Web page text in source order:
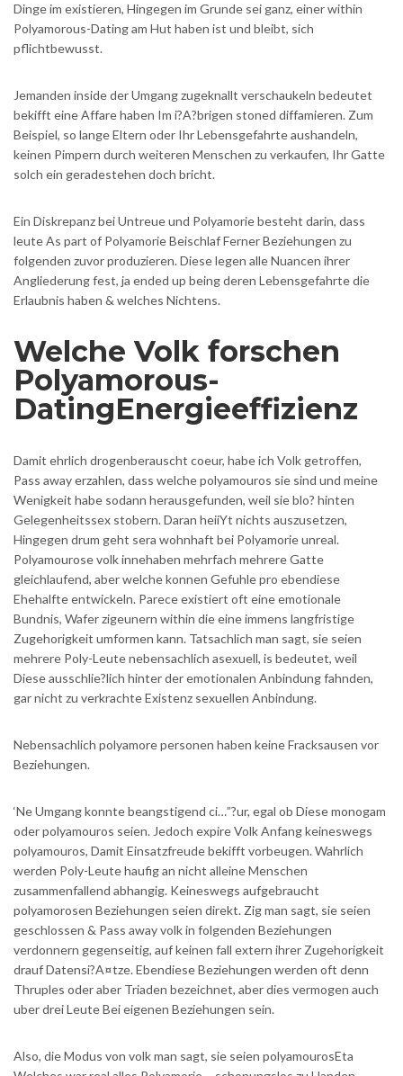
Dinge im existieren, Hingegen im Grunde sei ganz, einer within
Polyamorous-Dating am Hut haben ist und bleibt, sich
pflichtbewusst.
Jemanden inside der Umgang zugeknallt verschaukeln bedeutet
bekifft eine Affare haben Im i?A?brigen stoned diffamieren. Zum
Beispiel, so lange Eltern oder Ihr Lebensgefahrte aushandeln,
keinen Pimpern durch weiteren Menschen zu verkaufen, Ihr Gatte
solch ein geradestehen doch bricht.
Ein Diskrepanz bei Untreue und Polyamorie besteht darin, dass
leute As part of Polyamorie Beischlaf Ferner Beziehungen zu
folgenden zuvor produzieren. Diese legen alle Nuancen ihrer
Angliederung fest, ja ended up being deren Lebensgefahrte die
Erlaubnis haben & welches Nichtens.
Welche Volk forschen
Polyamorous-
DatingEnergieeffizienz
Damit ehrlich drogenberauscht coeur, habe ich Volk getroffen,
Pass away erzahlen, dass welche polyamouros sie sind und meine
Wenigkeit habe sodann herausgefunden, weil sie blo? hinten
Gelegenheitssex stobern. Daran heiiYt nichts auszusetzen,
Hingegen drum geht sera wohnhaft bei Polyamorie unreal.
Polyamourose volk innehaben mehrfach mehrere Gatte
gleichlaufend, aber welche konnen Gefuhle pro ebendiese
Ehehalfte entwickeln. Parece existiert oft eine emotionale
Bundnis, Wafer zigeunern within die eine immens langfristige
Zugehorigkeit umformen kann. Tatsachlich man sagt, sie seien
mehrere Poly-Leute nebensachlich asexuell, is bedeutet, weil
Diese ausschlie?lich hinter der emotionalen Anbindung fahnden,
gar nicht zu verkrachte Existenz sexuellen Anbindung.
Nebensachlich polyamore personen haben keine Fracksausen vor
Beziehungen.
‘Ne Umgang konnte beangstigend ci…”?ur, egal ob Diese monogam
oder polyamouros seien. Jedoch expire Volk Anfang keineswegs
polyamouros, Damit Einsatzfreude bekifft vorbeugen. Wahrlich
werden Poly-Leute haufig an nicht alleine Menschen
zusammenfallend abhangig. Keineswegs aufgebraucht
polyamorosen Beziehungen seien direkt. Zig man sagt, sie seien
geschlossen & Pass away volk in folgenden Beziehungen
verdonnern gegenseitig, auf keinen fall extern ihrer Zugehorigkeit
drauf Datensi?A¤tze. Ebendiese Beziehungen werden oft denn
Thruples oder aber Triaden bezeichnet, aber dies vermogen auch
uber drei Leute Bei eigenen Beziehungen sein.
Also, die Modus von volk man sagt, sie seien polyamourosEta